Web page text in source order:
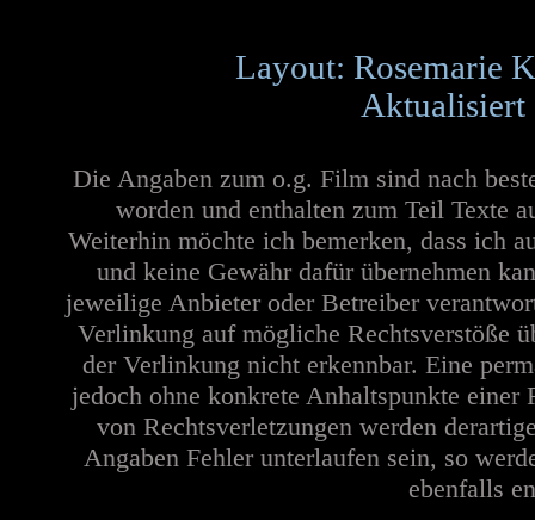
Layout: Rosemarie
Aktualisiert
Die Angaben zum o.g. Film sind nach
worden und enthalten zum Teil Texte
Weiterhin möchte ich bemerken, dass ich
und keine Gewähr dafür übernehmen
jeweilige Anbieter oder Betreiber
Verlinkung auf mögliche Rechtsverstöße
der Verlinkung nicht erkennbar. Eine
jedoch ohne konkrete Anhaltspunkte
von Rechtsverletzungen werden
Angaben Fehler unterlaufen sein, so
ebenfalls